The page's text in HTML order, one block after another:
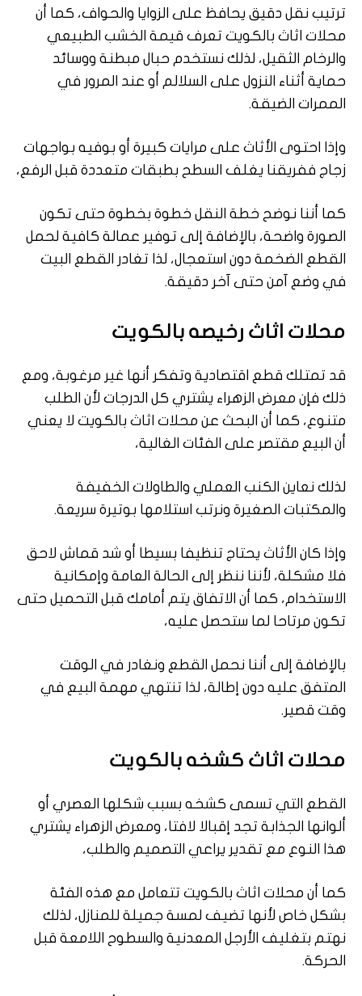
ترتيب نقل دقيق يحافظ على الزوايا والحواف، كما أن
محلات اثاث بالكويت تعرف قيمة الخشب الطبيعي
والرخام الثقيل، لذلك نستخدم حبال مبطنة ووسائد
حماية أثناء النزول على السلالم أو عند المرور في
الممرات الضيقة.
وإذا احتوى الأثاث على مرايات كبيرة أو بوفيه بواجهات
زجاج ففريقنا يغلف السطح بطبقات متعددة قبل الرفع،
كما أننا نوضح خطة النقل خطوة بخطوة حتى تكون
الصورة واضحة، بالإضافة إلى توفير عمالة كافية لحمل
القطع الضخمة دون استعجال، لذا تغادر القطع البيت
في وضع آمن حتى آخر دقيقة.
محلات اثاث رخيصه بالكويت
قد تمتلك قطع اقتصادية وتفكر أنها غير مرغوبة، ومع
ذلك فإن معرض الزهراء يشتري كل الدرجات لأن الطلب
متنوع، كما أن البحث عن محلات اثاث بالكويت لا يعني
أن البيع مقتصر على الفئات الغالية،
لذلك نعاين الكنب العملي والطاولات الخفيفة
والمكتبات الصغيرة ونرتب استلامها بوتيرة سريعة.
وإذا كان الأثاث يحتاج تنظيفا بسيطا أو شد قماش لاحق
فلا مشكلة، لأننا ننظر إلى الحالة العامة وإمكانية
الاستخدام، كما أن الاتفاق يتم أمامك قبل التحميل حتى
تكون مرتاحا لما ستحصل عليه،
بالإضافة إلى أننا نحمل القطع ونغادر في الوقت
المتفق عليه دون إطالة، لذا تنتهي مهمة البيع في
وقت قصير.
محلات اثاث كشخه بالكويت
القطع التي تسمى كشخه بسبب شكلها العصري أو
ألوانها الجذابة تجد إقبالا لافتا، ومعرض الزهراء يشتري
هذا النوع مع تقدير يراعي التصميم والطلب،
كما أن محلات اثاث بالكويت تتعامل مع هذه الفئة
بشكل خاص لأنها تضيف لمسة جميلة للمنازل، لذلك
نهتم بتغليف الأرجل المعدنية والسطوح اللامعة قبل
الحركة.